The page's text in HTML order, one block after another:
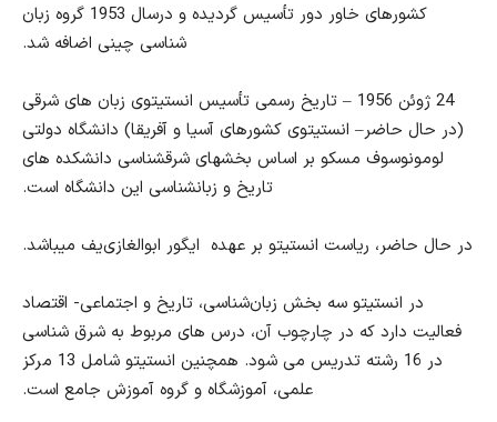
کشورهای خاور دور تأسیس گردیده و درسال 1953 گروه زبان
شناسی چینی اضافه شد.
24 ژوئن 1956 – تاریخ رسمی تأسیس انستیتوی زبان های شرقی
(در حال حاضر– انستیتوی کشورهای آسیا و آفریقا) دانشگاه دولتی
لومونوسوف مسکو بر اساس بخشهای شرقشناسی دانشکده های
تاریخ و زبانشناسی این دانشگاه است.
در حال حاضر، ریاست انستیتو بر عهده ایگور ابوالغازی‌یف میباشد.
در انستیتو سه بخش زبان‌شناسی، تاریخ و اجتماعی- اقتصاد
فعالیت دارد که در چارچوب آن، درس های مربوط به شرق شناسی
در 16 رشته تدریس می شود. همچنین انستیتو شامل 13 مرکز
علمی، آموزشگاه و گروه آموزش جامع است.